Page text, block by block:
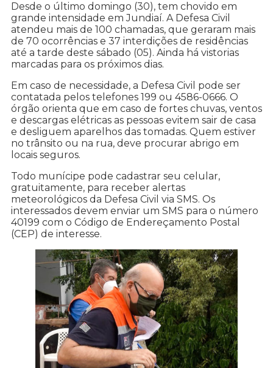
Desde o último domingo (30), tem chovido em
grande intensidade em Jundiaí. A Defesa Civil
atendeu mais de 100 chamadas, que geraram mais
de 70 ocorrências e 37 interdições de residências
até a tarde deste sábado (05). Ainda há vistorias
marcadas para os próximos dias.
Em caso de necessidade, a Defesa Civil pode ser
contatada pelos telefones 199 ou 4586-0666. O
órgão orienta que em caso de fortes chuvas, ventos
e descargas elétricas as pessoas evitem sair de casa
e desliguem aparelhos das tomadas. Quem estiver
no trânsito ou na rua, deve procurar abrigo em
locais seguros.
Todo munícipe pode cadastrar seu celular,
gratuitamente, para receber alertas
meteorológicos da Defesa Civil via SMS. Os
interessados devem enviar um SMS para o número
40199 com o Código de Endereçamento Postal
(CEP) de interesse.